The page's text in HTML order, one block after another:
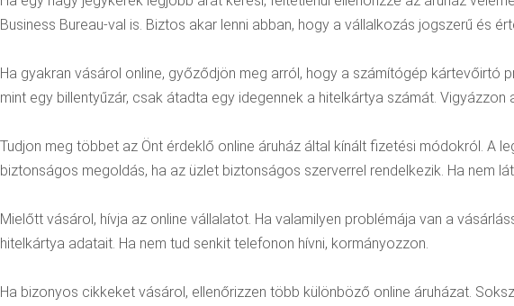
Business Bureau-val is. Biztos akar lenni abban, hogy a vállalkozás jogszerű és
Ha gyakran vásárol online, győződjön meg arról, hogy a számítógép kártevőirtó
mint egy billentyűzár, csak átadta egy idegennek a hitelkártya számát.
Tudjon meg többet az Önt érdeklő online áruház által kínált fizetési módokról.
biztonságos megoldás, ha az üzlet biztonságos szerverrel rendelkezik. Ha nem
Mielőtt vásárol, hívja az online vállalatot. Ha valamilyen problémája van a
hitelkártya adatait. Ha nem tud senkit telefonon hívni, kormányozzon.
Ha bizonyos cikkeket vásárol, ellenőrizzen több különböző online áruházat.